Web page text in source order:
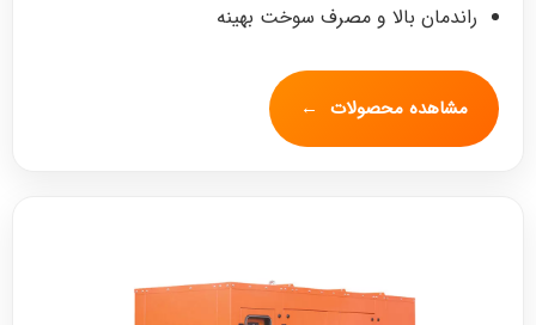
راندمان بالا و مصرف سوخت بهینه
مشاهده محصولات